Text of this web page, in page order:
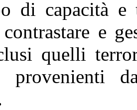
di capacità e
contrastare e
quelli
provenienti